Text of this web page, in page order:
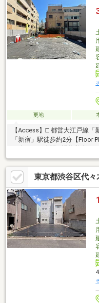
更地
【Access】□ 都営大江戸線
「新宿」駅徒歩約2分【Floor
てる4.5帖の畳スペース□ 生活
5.1帖のルーフバルコニー【
いう都心の中心にありながら
ない落ち着いた街並みが広が
宅エリアは、都市の利便性と
ケーションです
東京都渋谷区代々